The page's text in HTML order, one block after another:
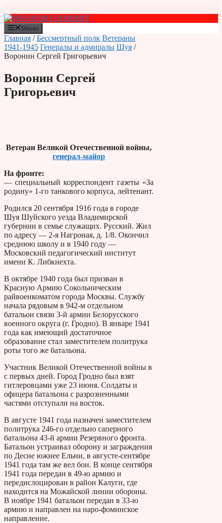
к
содержимому
Меню
Главная /Бессмертный полк Ветераны
1941-1945 Генералы и адмиралы Шуя /
Воронин Сергей Григорьевич
Воронин Сергей
Григорьевич
Ветеран Великой Отечественной войны,
генерал-майор
На фронте:
— специальный корреспондент газеты «За
родину» 1-го танкового корпуса, лейтенант.
Родился 20 сентября 1916 года в городе
Шуя Шуйского уезда Владимирской
губернии в семье служащих. Русский. Жил
по адресу — 2-я Нагроная, д. 1/8. Окончил
среднюю школу и в 1940 году —
Московский педагогический институт
имени К. Либкнехта.
В октябре 1940 года был призван в
Красную Армию Сокольническим
райвоенкоматом города Москвы. Службу
начала рядовым в 942-м отдельном
батальон связи 3-й армии Белорусского
военного округа (г. Гродно). В январе 1941
года как имеющий достаточное
образование стал заместителем политрука
роты того же батальона.
Участник Великой Отечественной войны в
с первых дней. Город Гродно был взят
гитлеровцами уже 23 июня. Солдаты и
офицера батальона с разрозненными
частями отступали на восток.
В августе 1941 года назначен заместителем
политрука 246-го отдельно саперного
батальона 43-й армии Резервного фронта.
Батальон устраивал оборону и заграждения
по Десне южнее Ельни, в августе-сентябре
1941 года там же вел бои. В конце сентября
1941 года передан в 49-ю армию и
передислоцирован в район Калуги, где
находится на Можайской линии обороны.
В ноябре 1941 батальон передан в 33-ю
армию и направлен на наро-фоминское
направление.